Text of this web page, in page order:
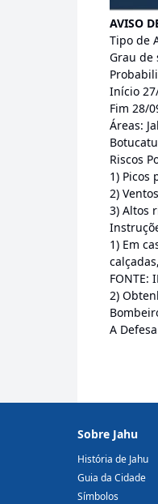
AVISO
Tipo de
Grau de
Início
Fim 28/
Áreas:
Riscos
1) Picos
2)
3) Altos
1) Em
FONTE:
2)
A
Sobre Jahu
História de Jahu
Guia da Cidade
Símbolos